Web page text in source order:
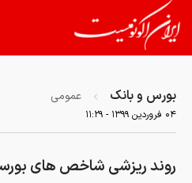
بورس و بانک عمومی
۰۴ فروردين ۱۳۹۹ - ۱۱:۲۹
روند ریزشی شاخص های